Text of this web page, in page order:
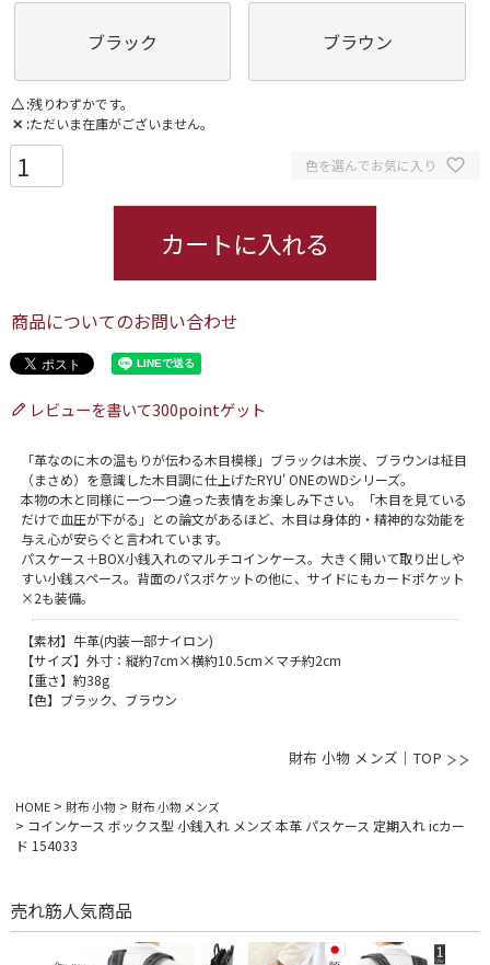
ブラック ブラウン
△ 残りわずかです。
✕ ただいま在庫がございません。
色を選んでお気に入り
カートに入れる
商品についてのお問い合わせ
レビューを書いて300pointゲット
「革なのに木の温もりが伝わる木目模様」ブラックは木炭、ブラウンは柾目
（まさめ）を意識した木目調に仕上げたRYU' ONEのWDシリーズ。
本物の木と同様に一つ一つ違った表情をお楽しみ下さい。「木目を見ている
だけで血圧が下がる」との論文があるほど、木目は身体的・精神的な効能を
与え心が安らぐと言われています。
パスケース＋BOX小銭入れのマルチコインケース。大きく開いて取り出しや
すい小銭スペース。背面のパスポケットの他に、サイドにもカードポケット
×2も装備。
【素材】牛革(内装一部ナイロン)
【サイズ】外寸：縦約7cm×横約10.5cm×マチ約2cm
【重さ】約38g
【色】ブラック、ブラウン
財布 小物 メンズ｜TOP
HOME 財布 小物 財布 小物 メンズ
コインケース ボックス型 小銭入れ メンズ 本革 パスケース 定期入れ icカー
ド 154033
売れ筋人気商品